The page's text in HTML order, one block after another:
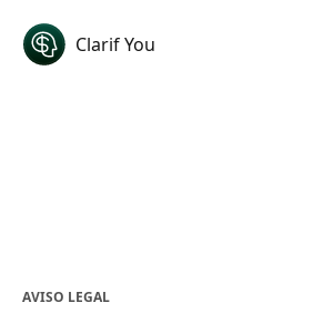
Clarif You
AVISO LEGAL